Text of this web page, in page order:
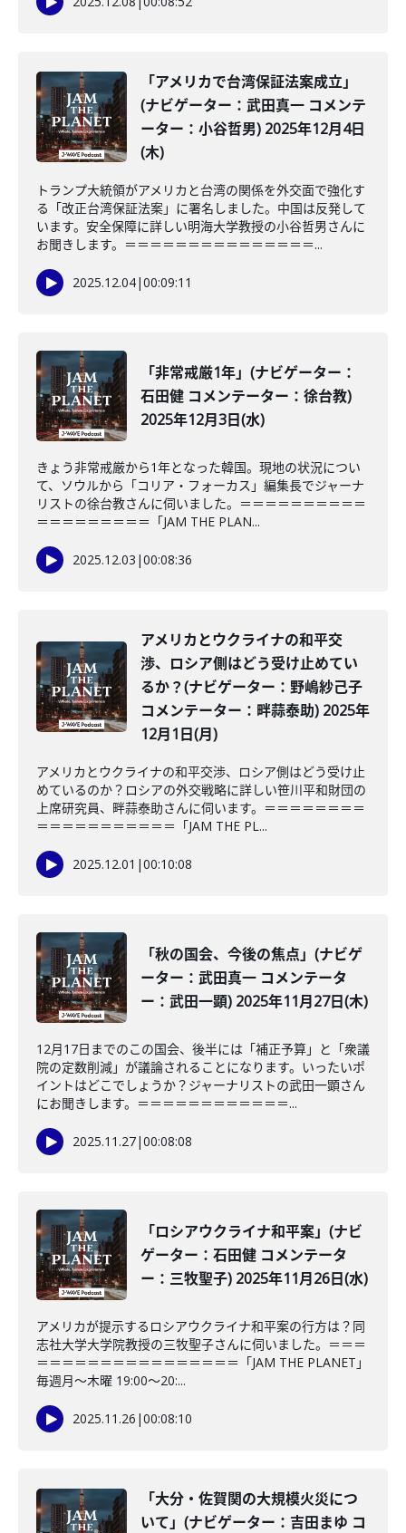
「アメリカで台湾保証法案成立」
(ナビゲーター：武田真一 コメンテ
ーター：小谷哲男) 2025年12月4日
(木)
トランプ大統領がアメリカと台湾の関係を外交面で強化す
る「改正台湾保証法案」に署名しました。中国は反発して
います。安全保障に詳しい明海大学教授の小谷哲男さんに
お聞きします。＝＝＝＝＝＝＝＝＝＝＝＝＝＝＝...
2025.12.04|00:09:11
「非常戒厳1年」(ナビゲーター：
石田健 コメンテーター：徐台教)
2025年12月3日(水)
きょう非常戒厳から1年となった韓国。現地の状況につい
て、ソウルから「コリア・フォーカス」編集長でジャーナ
リストの徐台教さんに伺いました。＝＝＝＝＝＝＝＝＝＝
＝＝＝＝＝＝＝＝＝「JAM THE PLAN...
2025.12.03 |00:08:36
アメリカとウクライナの和平交
渉、ロシア側はどう受け止めてい
るか？(ナビゲーター：野嶋紗己子
コメンテーター：畔蒜泰助) 2025年
12月1日(月)
アメリカとウクライナの和平交渉、ロシア側はどう受け止
めているのか？ロシアの外交戦略に詳しい笹川平和財団の
上席研究員、畔蒜泰助さんに伺います。＝＝＝＝＝＝＝＝
＝＝＝＝＝＝＝＝＝＝＝「JAM THE PL...
2025.12.01 |00:10:08
「秋の国会、今後の焦点」(ナビゲ
ーター：武田真一 コメンテータ
ー：武田一顕) 2025年11月27日(木)
12月17日までのこの国会、後半には「補正予算」と「衆議
院の定数削減」が議論されることになります。いったいポ
イントはどこでしょうか？ジャーナリストの武田一顕さん
にお聞きします。＝＝＝＝＝＝＝＝＝＝＝＝...
2025.11.27|00:08:08
「ロシアウクライナ和平案」(ナビ
ゲーター：石田健 コメンテータ
ー：三牧聖子) 2025年11月26日(水)
アメリカが提示するロシアウクライナ和平案の行方は？同
志社大学大学院教授の三牧聖子さんに伺いました。＝＝＝
＝＝＝＝＝＝＝＝＝＝＝＝＝＝＝＝「JAM THE PLANET」
毎週月～木曜 19:00～20:...
2025.11.26 |00:08:10
「大分・佐賀関の大規模火災につ
いて」(ナビゲーター：吉田まゆ コ